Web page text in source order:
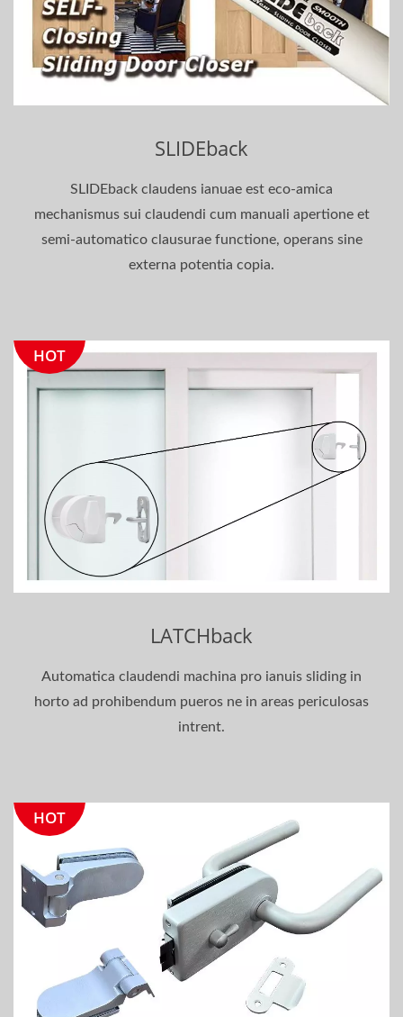
SLIDEback
SLIDEback claudens ianuae est eco-amica
mechanismus sui claudendi cum manuali apertione et
semi-automatico clausurae functione, operans sine
externa potentia copia.
HOT
LATCHback
Automatica claudendi machina pro ianuis sliding in
horto ad prohibendum pueros ne in areas periculosas
intrent.
HOT